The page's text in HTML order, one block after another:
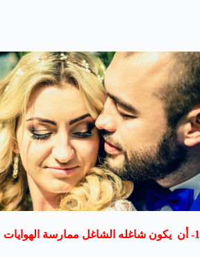
1- أن يكون شاغله الشاغل ممارسة الهوايات